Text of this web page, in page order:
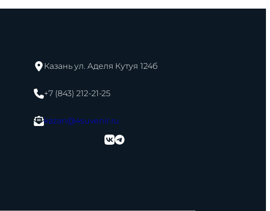
Казань ул. Аделя Кутуя 124б
+7 (843) 212-21-25
kazan@4suvenir.ru